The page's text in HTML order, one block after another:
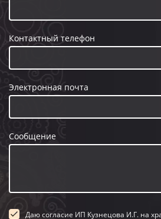
Контактный телефон
Электронная почта
Сообщение
Даю согласие ИП Кузнецова И.Г. на